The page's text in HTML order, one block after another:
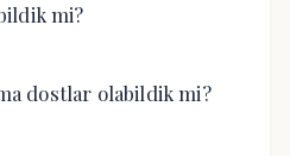
mi?
dostlar olabildik mi?